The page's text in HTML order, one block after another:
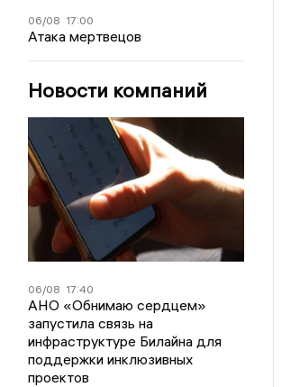
06/08 17:00
Атака мертвецов
Новости компаний
06/08 17:40
АНО «Обнимаю сердцем»
запустила связь на
инфраструктуре Билайна для
поддержки инклюзивных
проектов